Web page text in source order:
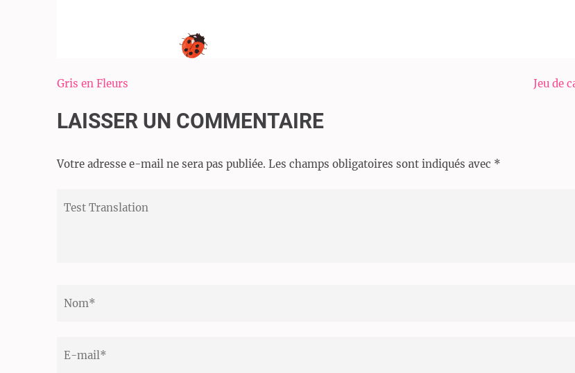
Navigation
l’article
Gris en Fleurs Jeu de
LAISSER UN COMMENTAIRE
Votre adresse e-mail ne sera pas publiée. Les champs obligatoires sont indiqués avec *